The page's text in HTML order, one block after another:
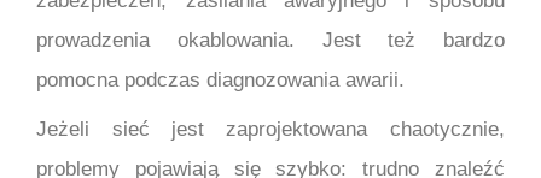
prowadzenia okablowania. Jest też bardzo
pomocna podczas diagnozowania awarii.
Jeżeli sieć jest zaprojektowana chaotycznie,
problemy pojawiają się szybko: trudno znaleźć